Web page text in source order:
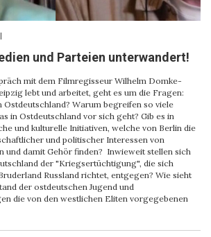
und Parteien unterwandert!
mit dem Filmregisseur Wilhelm Domke-
lebt und arbeitet, geht es um die Fragen:
Ostdeutschland? Warum begreifen so viele
in Ostdeutschland vor sich geht? Gib es in
und kulturelle Initiativen, welche von Berlin die
und politischer Interessen von
und damit Gehör finden? Inwieweit stellen sich
der "Kriegsertüchtigung", die sich
Russland richtet, entgegen? Wie sieht
der ostdeutschen Jugend und
die von den westlichen Eliten vorgegebenen